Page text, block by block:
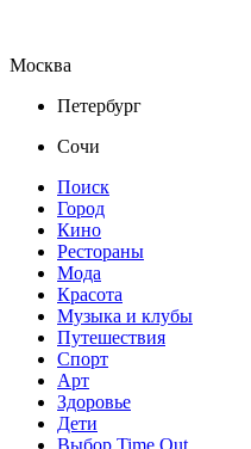
Москва
Петербург
Сочи
Поиск
Город
Кино
Рестораны
Мода
Красота
Музыка и клубы
Путешествия
Спорт
Арт
Здоровье
Дети
Выбор Time Out